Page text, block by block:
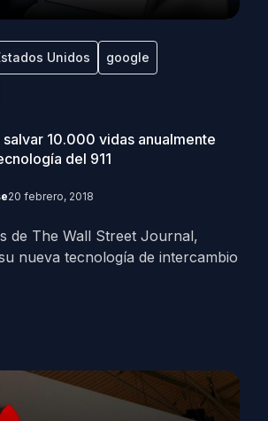
Unidos google
10.000 vidas anualmente
del 911
20 febrero, 2018
de The Wall Street Journal,
nueva tecnología de intercambio